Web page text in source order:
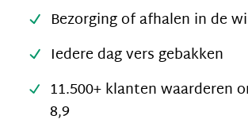
Bezorging of afhalen in de
Iedere dag vers gebakken
11.500+ klanten waarderen
8,9